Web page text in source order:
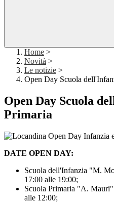
Home >
Novità >
Le notizie >
Open Day Scuola
Open Day Scuola
Primaria
DATE OPEN DAY:
Scuola dell'Infanzia "M.
17:00 alle 19:00;
Scuola Primaria "A.
alle 12:00;